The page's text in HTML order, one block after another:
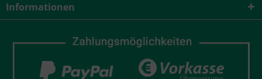
Informationen